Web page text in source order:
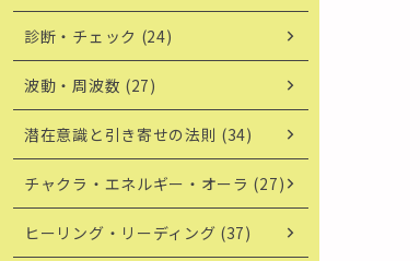
診断・チェック (24)
波動・周波数 (27)
潜在意識と引き寄せの法則 (34)
チャクラ・エネルギー・オーラ (27)
ヒーリング・リーディング (37)